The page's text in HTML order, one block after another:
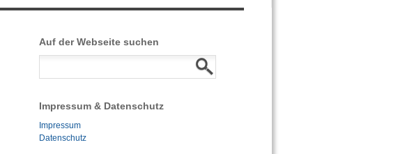
Auf der Webseite suchen
Impressum & Datenschutz
Impressum
Datenschutz